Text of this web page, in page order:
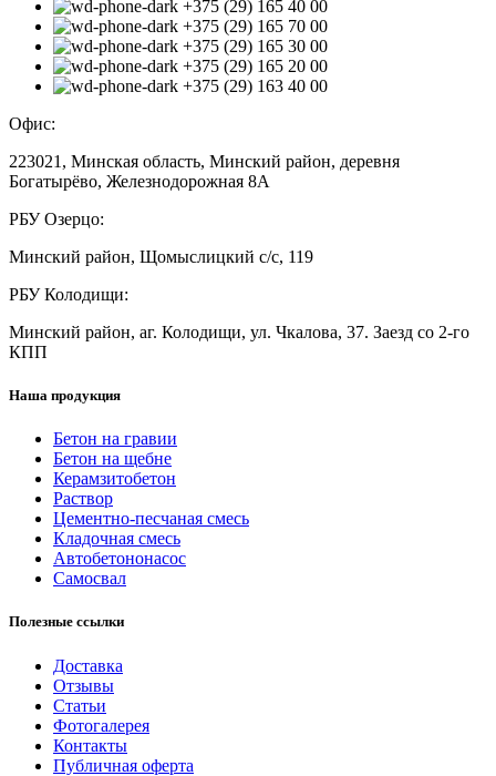
+375 (29) 165 40 00
+375 (29) 165 70 00
+375 (29) 165 30 00
+375 (29) 165 20 00
+375 (29) 163 40 00
Офис:
223021, Минская область, Минский район, деревня
Богатырёво, Железнодорожная 8А
РБУ Озерцо:
Минский район, Щомыслицкий с/с, 119
РБУ Колодищи:
Минский район, аг. Колодищи, ул. Чкалова, 37. Заезд со 2-го
КПП
Наша продукция
Бетон на гравии
Бетон на щебне
Керамзитобетон
Раствор
Цементно-песчаная смесь
Кладочная смесь
Автобетононасос
Самосвал
Полезные ссылки
Доставка
Отзывы
Статьи
Фотогалерея
Контакты
Публичная оферта